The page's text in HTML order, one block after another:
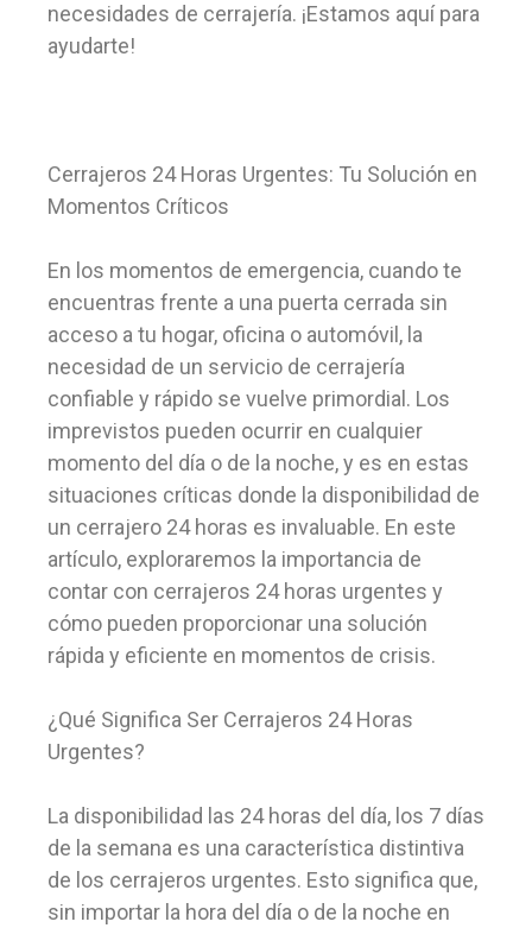
necesidades de cerrajería. ¡Estamos aquí para
ayudarte!
Cerrajeros 24 Horas Urgentes: Tu Solución en
Momentos Críticos
En los momentos de emergencia, cuando te
encuentras frente a una puerta cerrada sin
acceso a tu hogar, oficina o automóvil, la
necesidad de un servicio de cerrajería
confiable y rápido se vuelve primordial. Los
imprevistos pueden ocurrir en cualquier
momento del día o de la noche, y es en estas
situaciones críticas donde la disponibilidad de
un cerrajero 24 horas es invaluable. En este
artículo, exploraremos la importancia de
contar con cerrajeros 24 horas urgentes y
cómo pueden proporcionar una solución
rápida y eficiente en momentos de crisis.
¿Qué Significa Ser Cerrajeros 24 Horas
Urgentes?
La disponibilidad las 24 horas del día, los 7 días
de la semana es una característica distintiva
de los cerrajeros urgentes. Esto significa que,
sin importar la hora del día o de la noche en